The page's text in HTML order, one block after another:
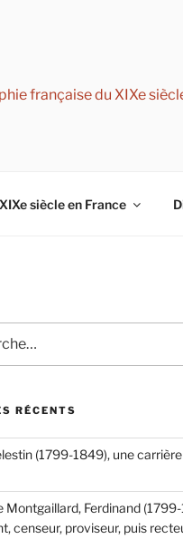
française du XIXe
siècle en France
RÉCENTS
(1799-1849), une
Montgaillard, Ferdinand
censeur, proviseur, puis